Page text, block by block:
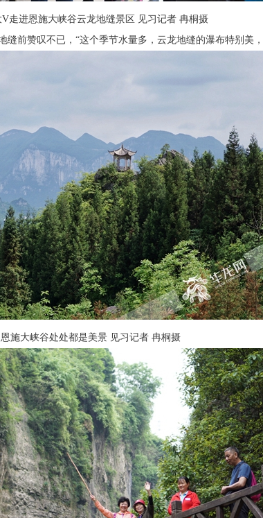
V走进恩施大峡谷云龙地缝景区 见习记者 冉桐摄
前赞叹不已，“这个季节水量多，云龙地缝的瀑布特别美
恩施大峡谷处处都是美景 见习记者 冉桐摄